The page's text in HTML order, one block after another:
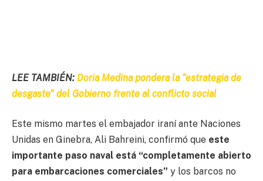
LEE TAMBIÉN: Doria Medina pondera la “estrategia de
desgaste” del Gobierno frente al conflicto social
Este mismo martes el embajador iraní ante Naciones
Unidas en Ginebra, Ali Bahreini, confirmó que este
importante paso naval está “completamente abierto
para embarcaciones comerciales” y los barcos no